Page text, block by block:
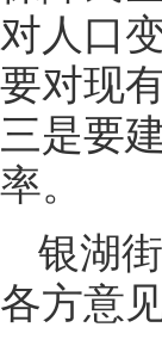
对人口
要对现
三是要
率。
银湖
各方意